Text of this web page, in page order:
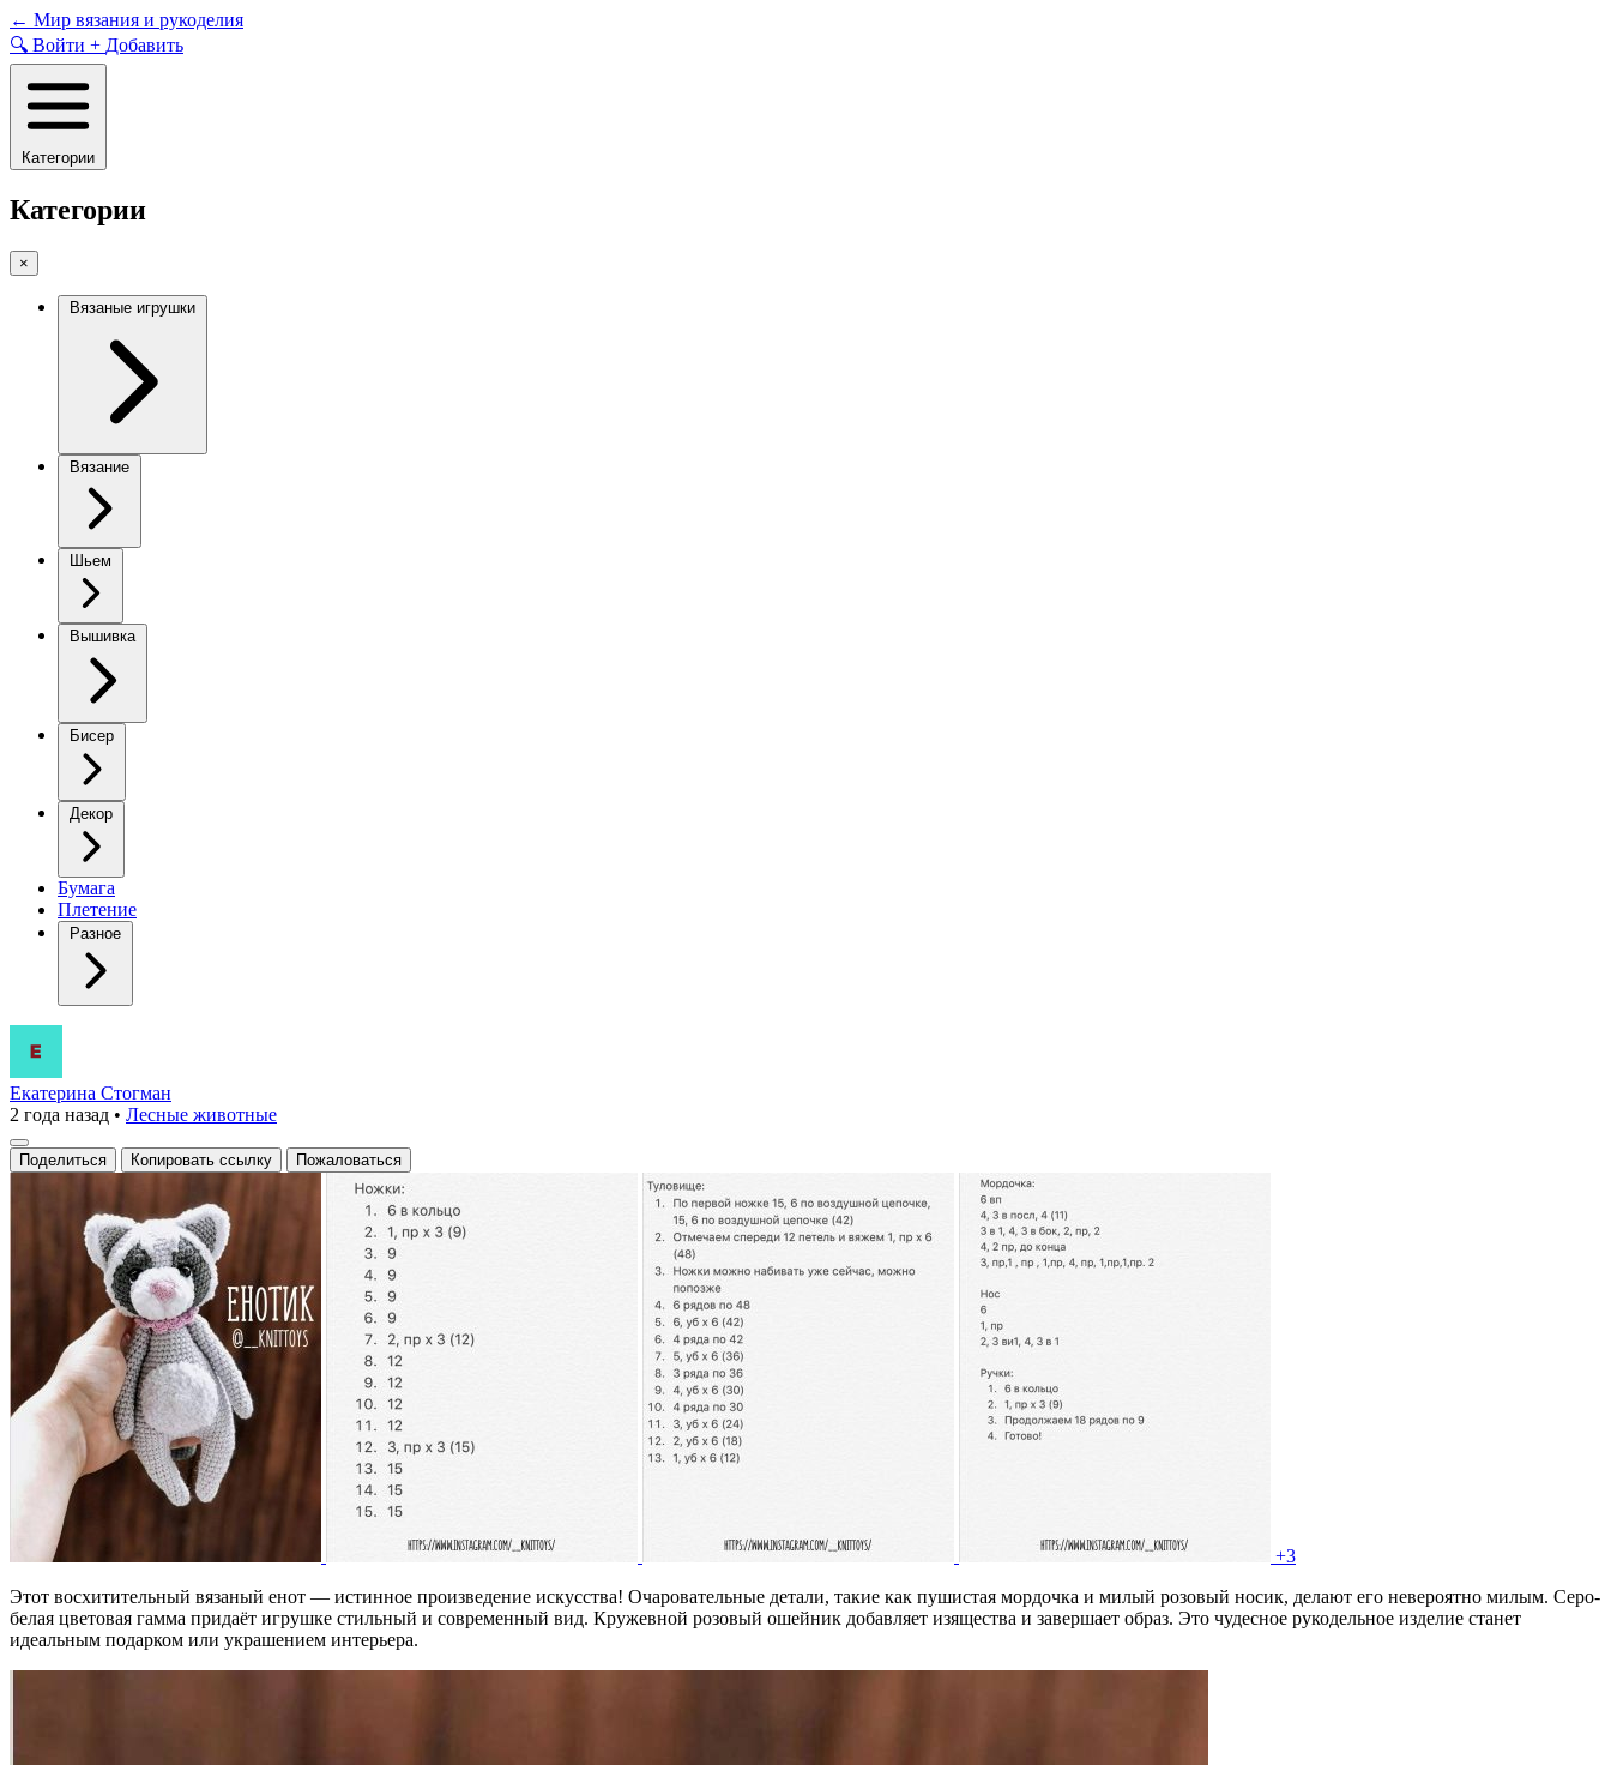
Skip
to
content
← Мир вязания и рукоделия
🔍 Войти + Добавить
Категории
Категории
×
Вязаные игрушки
Вязание
Шьем
Вышивка
Бисер
Декор
Бумага
Плетение
Разное
Вязаный
енот:
очарование
ручной
работы
Екатерина Стогман
2 года назад • Лесные животные
Поделиться Копировать ссылку Пожаловаться
+3
Этот восхитительный вязаный енот — истинное произведение искусства! Очаровательные детали, такие как пушистая мордочка и милый розовый носик, делают его невероятно милым. Серо-
белая цветовая гамма придаёт игрушке стильный и современный вид. Кружевной розовый ошейник добавляет изящества и завершает образ. Это чудесное рукодельное изделие станет
идеальным подарком или украшением интерьера.